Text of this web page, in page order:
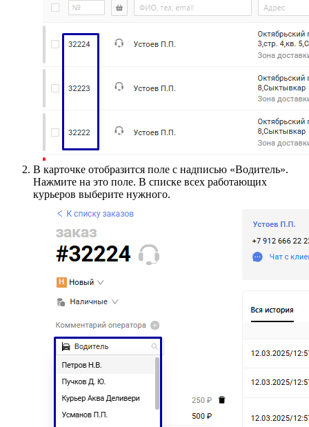
В карточке отобразится поле с надписью «Водитель».
Нажмите на это поле. В списке всех работающих
курьеров выберите нужного.